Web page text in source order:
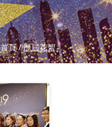
首頁/歷屆花絮